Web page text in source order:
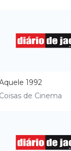
1992
Coisas de Cinema